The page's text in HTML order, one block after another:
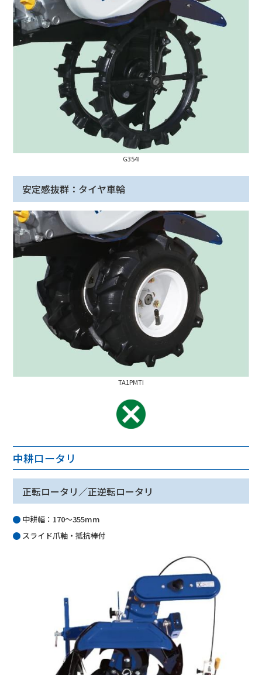
G354I
安定感抜群：タイヤ車輪
TA1PMTI
中耕ロータリ
正転ロータリ／正逆転ロータリ
中耕幅：170～355mm
スライド爪軸・抵抗棒付